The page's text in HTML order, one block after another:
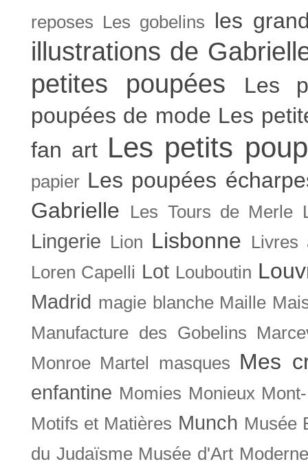
reposes Les gobelins les
illustrations de
petites poupées
Les
poupées de mode Les
fan art Les petits
papier Les poupées
Gabrielle
Les Tours de Merle
Lingerie Lion Lisbonne
Livres
Loren Capelli Lot Louboutin
Madrid magie blanche Maille
Manufacture des Gobelins
Monroe Martel masques Mes
enfantine Momies Monieux
Motifs et Matières Munch Musée
du Judaïsme Musée d'Art